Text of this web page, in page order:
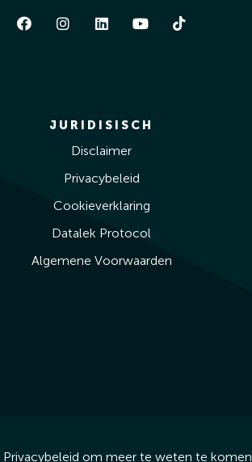
JURIDISISCH
Disclaimer
Privacybeleid
Cookieverklaring
Datalek Protocol
Algemene Voorwaarden
Privacybeleid om meer te weten te komen.